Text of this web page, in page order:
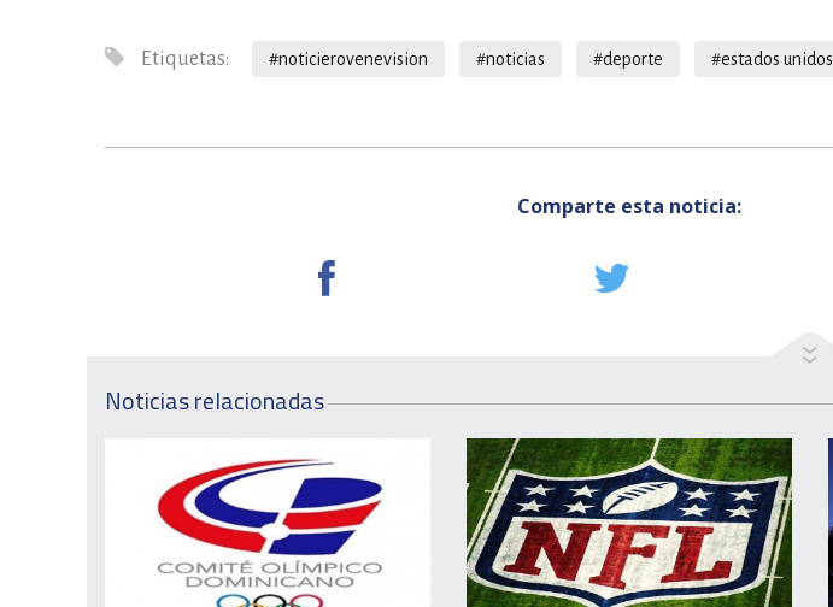
Etiquetas: #noticierovenevision #noticias #deporte #estados unidos
Comparte esta noticia:
Noticias relacionadas